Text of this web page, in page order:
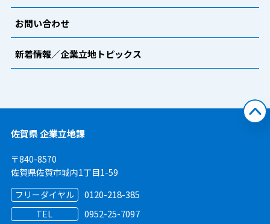
お問い合わせ
新着情報／企業立地トピックス
佐賀県 企業立地課
〒840-8570
佐賀県佐賀市城内1丁目1-59
フリーダイヤル
0120-218-385
TEL 0952-25-7097